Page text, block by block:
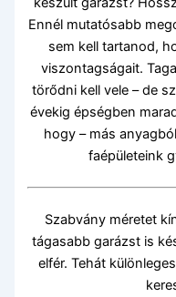
Ennél mutatósabb
sem kell tartanod,
viszontagságait.
törődni kell vele – de
évekig épségben
hogy – más
faépületeink
Szabvány méretet
tágasabb garázst is
elfér. Tehát